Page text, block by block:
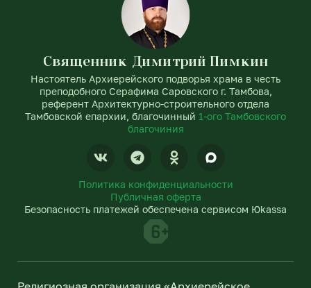
Священник Димитрий Пимкин
Настоятель Архиерейского подворья храма в честь
преподобного Серафима Саровского г. Тамбова,
референт Архитектурно-строительного отдела
Тамбовской епархии, благочинный 1-ого Тамбовского
благочиния
V
k
T
e
e
g
m
O
d
o
k
s
Политика конфиденциальности
Публичная оферта
Безопасность платежей обеспечена сервисом Юkassa